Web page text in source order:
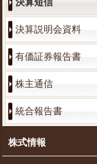
決算説明会資料
有価証券報告書
株主通信
統合報告書
株式情報